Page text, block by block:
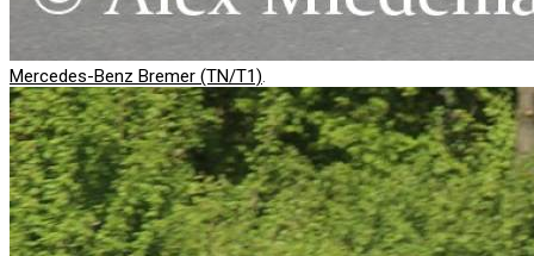
Mercedes-Benz Bremer (TN/T1).